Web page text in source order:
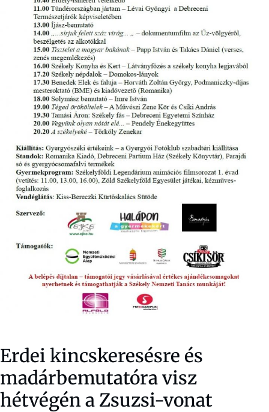
Erdei kincskeresésre és
madárbemutatóra visz
hétvégén a Zsuzsi-vonat